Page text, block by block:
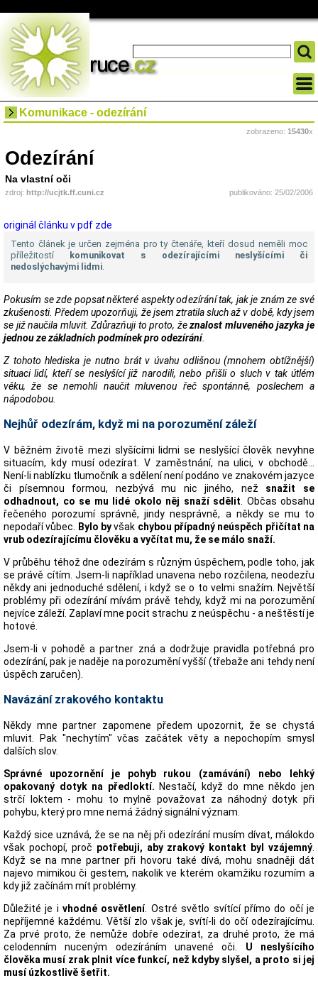
Komunikace - odezírání
zobrazeno: 15430x
Odezírání
Na vlastní oči
zdroj: http://ucjtk.ff.cuni.cz publikováno: 25/02/2006
originál článku v pdf zde
Tento článek je určen zejména pro ty čtenáře, kteří dosud neměli moc
příležitostí
komunikovat s odezírajícími neslyšícími či
nedoslýchavými lidmi.
Pokusím se zde popsat některé aspekty odezírání tak, jak je znám ze své
zkušenosti. Předem upozorňuji, že jsem ztratila sluch až v době, kdy jsem
se již naučila mluvit. Zdůrazňuji to proto, žeznalost mluveného jazyka je
jednou ze základních podmínek pro odezírání.
Z tohoto hlediska je nutno brát v úvahu odlišnou (mnohem obtížnější)
situaci lidí, kteří se neslyšící již narodili, nebo přišli o sluch v tak útlém
věku, že se nemohli naučit mluvenou řeč spontánně, poslechem a
nápodobou.
Nejhůř odezírám, když mi na porozumění záleží
V běžném životě mezi slyšícími lidmi se neslyšící člověk nevyhne
situacím, kdy musí odezírat. V zaměstnání, na ulici, v obchodě...
Není-li nablízku tlumočník a sdělení není podáno ve znakovém jazyce
či písemnou formou, nezbývá mu nic jiného, než snažit se
odhadnout, co se mu lidé okolo něj snaží sdělit . Občas obsahu
řečeného porozumí správně, jindy nesprávně, a někdy se mu to
nepodaří vůbec.
Bylo byvšak chybou případný neúspěch přičítat na
vrub odezírajícímu člověku a vyčítat mu, že se málo snaží.
V průběhu téhož dne odezírám s různým úspěchem, podle toho, jak
se právě cítím. Jsem-li například unavena nebo rozčilena, neodezřu
někdy ani jednoduché sdělení, i když se o to velmi snažím. Největší
problémy při odezírání mívám právě tehdy, když mi na porozumění
nejvíce záleží. Zaplaví mne pocit strachu z neúspěchu - a neštěstí je
hotové.
Jsem-li v pohodě a partner zná a dodržuje pravidla potřebná pro
odezírání, pak je naděje na porozumění vyšší (třebaže ani tehdy není
úspěch zaručen).
Navázání zrakového kontaktu
Někdy mne partner zapomene předem upozornit, že se chystá
mluvit. Pak "nechytím" včas začátek věty a nepochopím smysl
dalších slov.
Správné upozornění je pohyb rukou (zamávání) nebo lehký
opakovaný dotyk na předloktí. Nestačí, když do mne někdo jen
strčí loktem - mohu to mylně považovat za náhodný dotyk při
pohybu, který pro mne nemá žádný signální význam.
Každý sice uznává, že se na něj při odezírání musím dívat, málokdo
však pochopí, proč potřebuji, aby zrakový kontakt byl vzájemný
Když se na mne partner při hovoru také dívá, mohu snadněji dát
najevo mimikou či gestem, nakolik ve kterém okamžiku rozumím a
kdy již začínám mít problémy.
Důležité je ivhodné osvětlení. Ostré světlo svítící přímo do očí je
nepříjemné každému. Větší zlo však je, svítí-li do očí odezírajícímu.
Za prvé proto, že nemůže dobře odezírat, za druhé proto, že má
celodenním nuceným odezíráním unavené oči. U neslyšícího
člověka musí zrak plnit více funkcí, než kdyby slyšel, a proto si jej
musí úzkostlivě šetřit.